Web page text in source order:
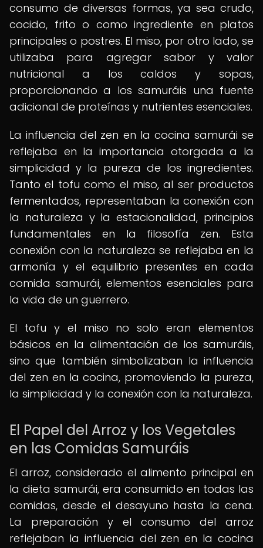
consumo de diversas formas, ya sea crudo,
cocido, frito o como ingrediente en platos
principales o postres. El miso, por otro lado, se
utilizaba para agregar sabor y valor
nutricional a los caldos y sopas,
proporcionando a los samuráis una fuente
adicional de proteínas y nutrientes esenciales.
La influencia del zen en la cocina samurái se
reflejaba en la importancia otorgada a la
simplicidad y la pureza de los ingredientes.
Tanto el tofu como el miso, al ser productos
fermentados, representaban la conexión con
la naturaleza y la estacionalidad, principios
fundamentales en la filosofía zen. Esta
conexión con la naturaleza se reflejaba en la
armonía y el equilibrio presentes en cada
comida samurái, elementos esenciales para
la vida de un guerrero.
El tofu y el miso no solo eran elementos
básicos en la alimentación de los samuráis,
sino que también simbolizaban la influencia
del zen en la cocina, promoviendo la pureza,
la simplicidad y la conexión con la naturaleza.
El Papel del Arroz y los Vegetales
en las Comidas Samuráis
El arroz, considerado el alimento principal en
la dieta samurái, era consumido en todas las
comidas, desde el desayuno hasta la cena.
La preparación y el consumo del arroz
reflejaban la influencia del zen en la cocina